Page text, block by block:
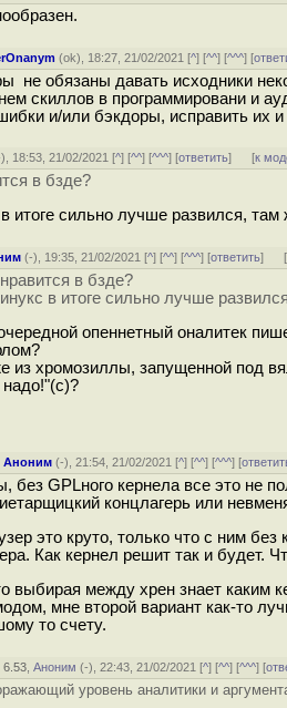
(ok), 18:27, 21/02/2021 [^] [^^] [^^^] [
не обязаны давать исходники
скиллов в программировани и
и/или бэкдоры, исправить их
), 18:53, 21/02/2021 [^] [^^] [^^^] [ответить] [к
в бзде?
в итоге сильно лучше развился,
(-), 19:35, 21/02/2021 [^] [^^] [^^^] [ответить] [
в бзде?
в итоге сильно лучше
опеннетный оналитек
из хромозиллы, запущенной под
,Аноним (-), 21:54, 21/02/2021 [^] [^^] [^^^] [
без GPLного кернела все это не
концлагерь или
это круто, только что с ним
Как кернел решит так и будет.
выбирая между хрен знает каким
мне второй вариант как-то
то счету.
6.53 ,Аноним (-), 22:43, 21/02/2021 [^] [^^] [^^^] [
уровень аналитики и